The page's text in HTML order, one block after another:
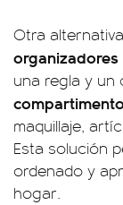
Otra
una regla y un
maquillaje,
Esta solución
ordenado y
hogar.